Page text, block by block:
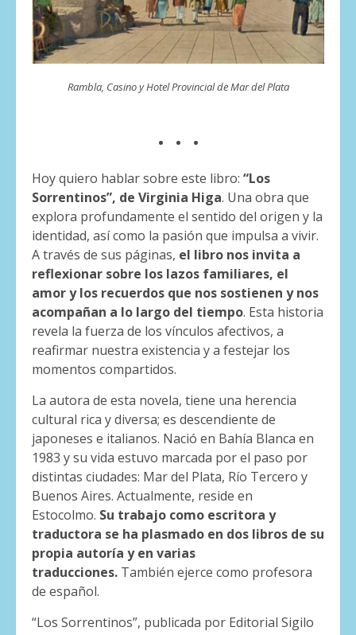
Rambla, Casino y Hotel Provincial de Mar del Plata
. . .
Hoy quiero hablar sobre este libro: “Los
Sorrentinos”, de Virginia Higa. Una obra que
explora profundamente el sentido del origen y la
identidad, así como la pasión que impulsa a vivir.
A través de sus páginas, el libro nos invita a
reflexionar sobre los lazos familiares, el
amor y los recuerdos que nos sostienen y nos
acompañan a lo largo del tiempo. Esta historia
revela la fuerza de los vínculos afectivos, a
reafirmar nuestra existencia y a festejar los
momentos compartidos.
La autora de esta novela, tiene una herencia
cultural rica y diversa; es descendiente de
japoneses e italianos. Nació en Bahía Blanca en
1983 y su vida estuvo marcada por el paso por
distintas ciudades: Mar del Plata, Río Tercero y
Buenos Aires. Actualmente, reside en
Estocolmo. Su trabajo como escritora y
traductora se ha plasmado en dos libros de su
propia autoría y en varias
traducciones. También ejerce como profesora
de español.
“Los Sorrentinos”, publicada por Editorial Sigilo